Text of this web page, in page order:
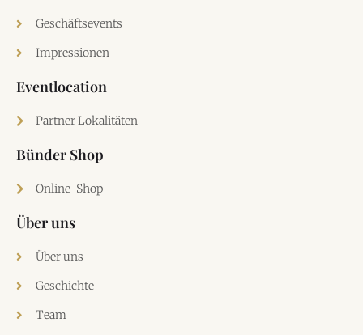
Geschäftsevents
Impressionen
Eventlocation
Partner Lokalitäten
Bünder Shop
Online-Shop
Über uns
Über uns
Geschichte
Team